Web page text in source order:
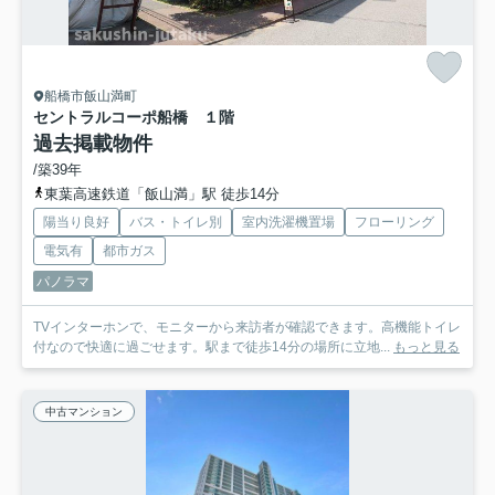
船橋市飯山満町
セントラルコーポ船橋 １階
過去掲載物件
/築39年
東葉高速鉄道「飯山満」駅 徒歩14分
陽当り良好 バス・トイレ別 室内洗濯機置場
フローリング
電気有
都市ガス
パノラマ
TVインターホンで、モニターから来訪者が確認できます。高機能トイレ
付なので快適に過ごせます。駅まで徒歩14分の場所に立地... もっと見る
中古マンション